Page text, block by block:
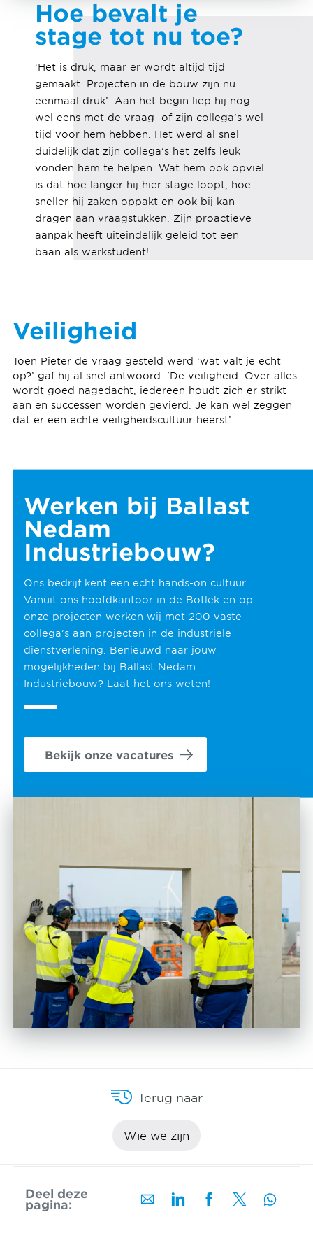
Hoe bevalt je
stage tot nu toe?
‘Het is druk, maar er wordt altijd tijd
gemaakt. Projecten in de bouw zijn nu
eenmaal druk’. Aan het begin liep hij nog
wel eens met de vraag of zijn collega’s wel
tijd voor hem hebben. Het werd al snel
duidelijk dat zijn collega’s het zelfs leuk
vonden hem te helpen. Wat hem ook opviel
is dat hoe langer hij hier stage loopt, hoe
sneller hij zaken oppakt en ook bij kan
dragen aan vraagstukken. Zijn proactieve
aanpak heeft uiteindelijk geleid tot een
baan als werkstudent!
Veiligheid
Toen Pieter de vraag gesteld werd ‘wat valt je echt
op?’ gaf hij al snel antwoord: ‘De veiligheid. Over alles
wordt goed nagedacht, iedereen houdt zich er strikt
aan en successen worden gevierd. Je kan wel zeggen
dat er een echte veiligheidscultuur heerst’.
Werken bij Ballast
Nedam
Industriebouw?
Ons bedrijf kent een echt hands-on cultuur.
Vanuit ons hoofdkantoor in de Botlek en op
onze projecten werken wij met 200 vaste
collega’s aan projecten in de industriële
dienstverlening. Benieuwd naar jouw
mogelijkheden bij Ballast Nedam
Industriebouw? Laat het ons weten!
Bekijk onze vacatures
Terug naar
Wie we zijn
Deel deze
pagina: